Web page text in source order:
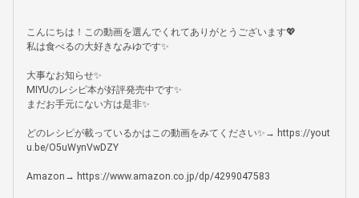
こんにちは！この動画を選んでくれてありがとうございます💖
私は食べるの大好きなみゆです✨
大事なお知らせ✨
MIYUのレシピ本が好評発売中です✨
まだお手元にない方は是非✨
どのレシピが載っているかはこの動画をみてください✨→ https://yout
u.be/O5uWynVwDZY
Amazon→ https://www.amazon.co.jp/dp/4299047583